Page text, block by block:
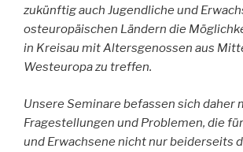
zukünftig auch Jugendliche und
osteuropäischen Ländern die
in Kreisau mit Altersgenossen aus
Westeuropa zu treffen.
Unsere Seminare befassen sich daher
Fragestellungen und Problemen, die
und Erwachsene nicht nur beiderseits